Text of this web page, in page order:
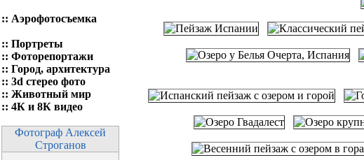
:: Аэрофотосъемка
:: Портреты
:: Фоторепортажи
:: Город, архитектура
:: 3d стерео фото
:: Животный мир
:: 4К и 8К видео
Фотограф Алексей
Строганов